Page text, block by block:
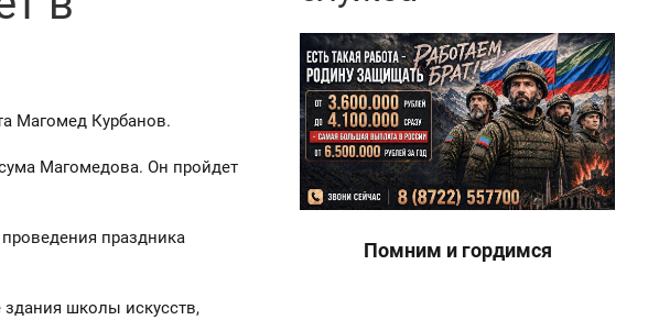
Магомед Курбанов.
Магомедова. Он пройдет
праздника
здания школы искусств,
Помним и гордимся